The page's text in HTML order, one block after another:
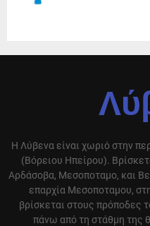
Η Λύβενα είναι χωριό στην
(Βόρειου Ηπείρου).
Αρδάσοβα, Μεσοποταμο, και
επαρχία Μεσοποταμου,
βρίσκεται στους πρόποδες
πάνω από τη στάθμη της